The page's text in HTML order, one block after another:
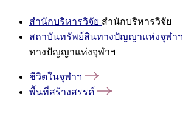
สำนักบริหารวิจัย สำนักบริหารวิจัย
สถาบันทรัพย์สินทางปัญญาแห่งจุฬาฯ
ทางปัญญาแห่งจุฬาฯ
ชีวิตในจุฬาฯ
พื้นที่สร้างสรรค์